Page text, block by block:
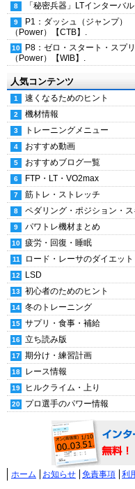
「秘密兵器」LTインターバ
P1：ダッシュ（ジャンプ）
（Power）【CTB】.
P8：ゼロ・スタート・スプ
（Power）【WIB】.
人気コンテンツ
速くなるためのヒント
機材情報
トレーニングメニュー
おすすめ動画
おすすめブログ一覧
FTP・LT・VO2max
筋トレ・ストレッチ
ペダリング・ポジション・
パワトレ機材まとめ
疲労・回復・睡眠
ロード・レーサのダイエット
LSD
初心者のためのヒント
冬のトレーニング
サプリ・食事・補給
立ち読み版
期分け・練習計画
レース情報
ヒルクライム・上り
プロ選手のパワー情報
ホーム お知らせ 免責事項 利